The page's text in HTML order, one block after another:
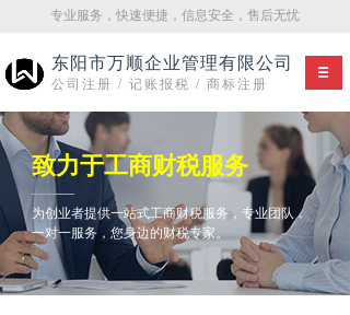
专业服务，快速便捷，信息安全，售后无忧
东阳市万顺企业管理有限公司
公司注册 / 记账报税 / 商标注册
致力于工商财税服务
为创业者提供一站式工商财税服务，专业团队，
一对一服务，您身边的财税专家。